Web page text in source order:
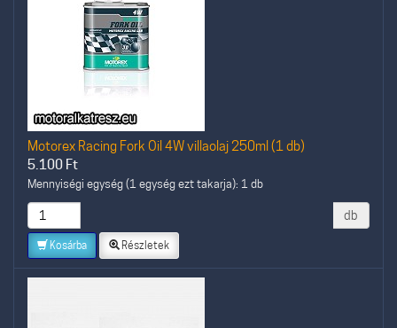
Motorex Racing Fork Oil 4W villaolaj 250ml (1 db)
5.100 Ft
Mennyiségi egység (1 egység ezt takarja): 1 db
db
Kosárba Részletek